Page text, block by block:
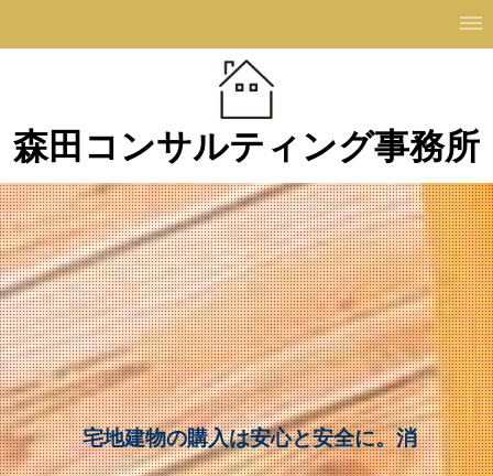
森田コンサルティング事務所
宅地建物の購入は安心と安全に。消費者目